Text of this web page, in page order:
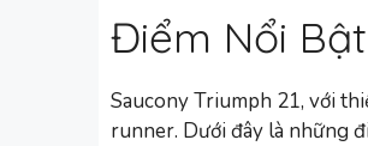
Điểm Nổi
Saucony Triumph 21, với
runner. Dưới đây là những